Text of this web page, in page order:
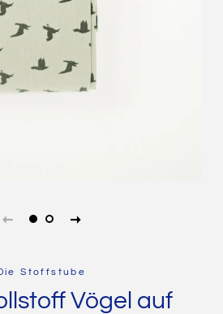
Stoffstube
Vögel auf